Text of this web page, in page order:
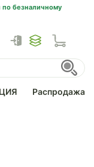
по безналичному
Распродажа